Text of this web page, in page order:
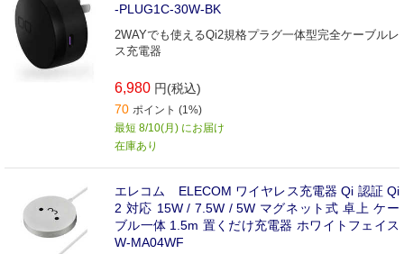
-PLUG1C-30W-BK
2WAYでも使えるQi2規格プラグ一体型完全ケーブルレ
ス充電器
6,980 円(税込)
70 ポイント (1%)
最短 8/10(月) にお届け
在庫あり
エレコム ELECOM ワイヤレス充電器 Qi 認証 Qi
2 対応 15W / 7.5W / 5W マグネット式 卓上 ケー
ブル一体 1.5m 置くだけ充電器 ホワイトフェイス
W-MA04WF